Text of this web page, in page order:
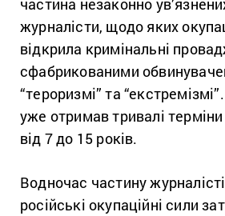
частина незаконно
журналісти, щодо яких
відкрила кримінальні
сфабрикованими
“тероризмі” та
уже отримав тривалі
від 7 до 15 років.
Водночас частину
російські окупаційні сили